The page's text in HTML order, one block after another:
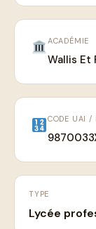
ACADÉMIE
Wallis Et
CODE UAI /
TYPE
Lycée